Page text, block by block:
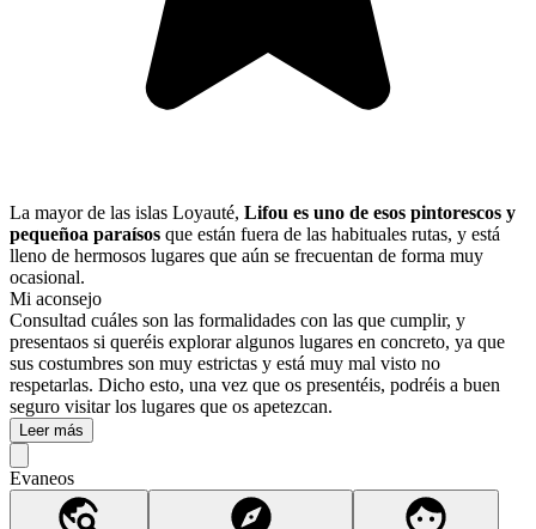
La mayor de las islas Loyauté, Lifou es uno de esos pintorescos y
pequeñoa paraísos que están fuera de las habituales rutas, y está
lleno de hermosos lugares que aún se frecuentan de forma muy
ocasional.
Mi aconsejo
Consultad cuáles son las formalidades con las que cumplir, y
presentaos si queréis explorar algunos lugares en concreto, ya que
sus costumbres son muy estrictas y está muy mal visto no
respetarlas. Dicho esto, una vez que os presentéis, podréis a buen
seguro visitar los lugares que os apetezcan.
Leer más
Evaneos